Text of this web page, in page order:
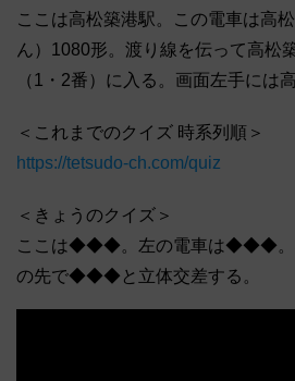
ここは高松築港駅。この電車は高
ん）1080形。渡り線を伝って高松
（1・2番）に入る。画面左手には高
＜これまでのクイズ 時系列順＞
https://tetsudo-ch.com/quiz
＜きょうのクイズ＞
ここは◆◆◆。左の電車は◆◆◆
の先で◆◆◆と立体交差する。